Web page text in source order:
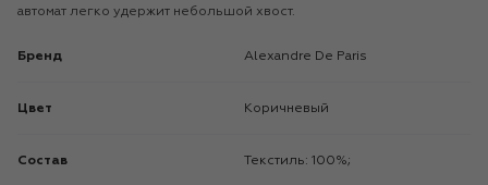
автомат легко удержит небольшой хвост.
Бренд Alexandre De Paris
Цвет Коричневый
Состав Текстиль: 100%;